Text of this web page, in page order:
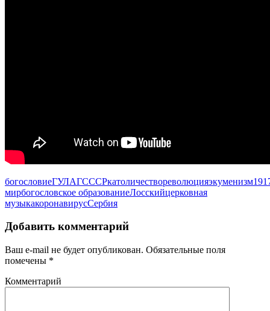
богословиеГУЛАГСССРкатоличествореволюцияэкуменизм
мирбогословское образованиеЛосскийцерковная
музыкакоронавирусСербия
Добавить комментарий
Ваш e-mail не будет опубликован. Обязательные поля
помечены *
Комментарий